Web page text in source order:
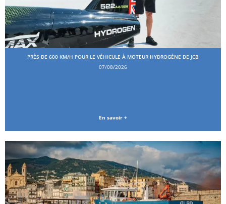
PRÈS DE 600 KM/H POUR LE VÉHICULE À MOTEUR HYDROGÈNE DE JCB
07/08/2026
En savoir +